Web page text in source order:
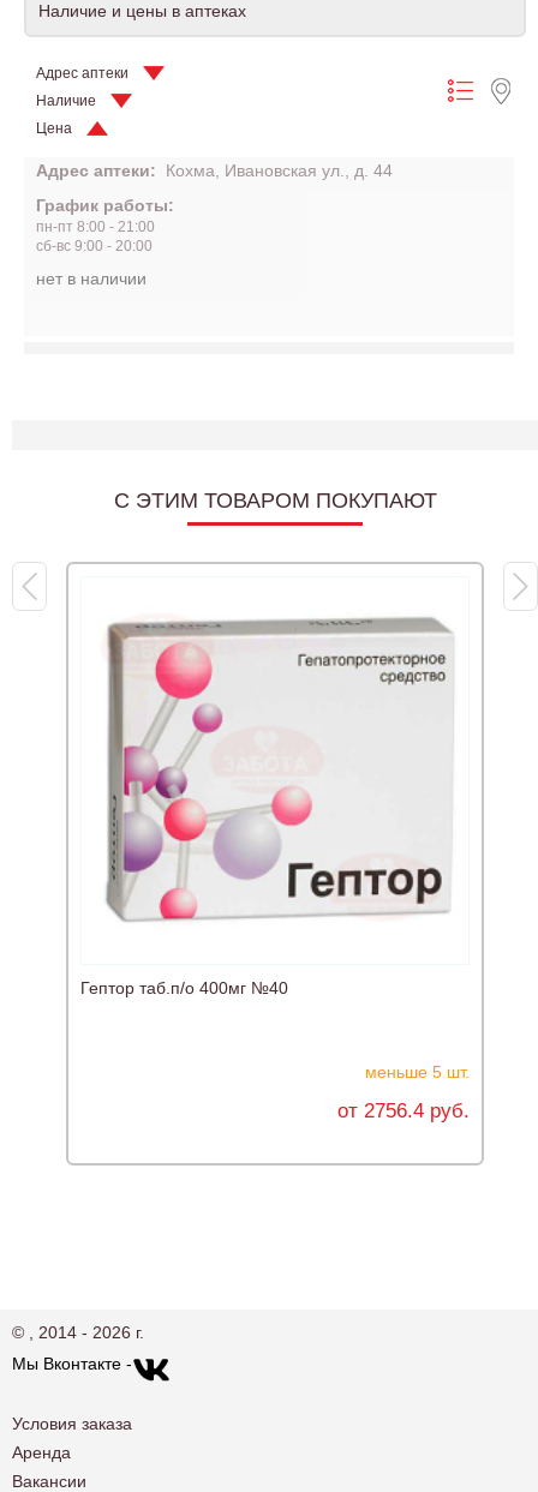
Наличие и цены в аптеках
Адрес аптеки
Наличие
Цена
Адрес аптеки:
Кохма, Ивановская ул., д. 44
График работы:
пн-пт 8:00 - 21:00
сб-вс 9:00 - 20:00
нет в наличии
C ЭТИМ ТОВАРОМ ПОКУПАЮТ
Гептор таб.п/о 400мг №40
меньше 5 шт.
от 2756.4 руб.
© , 2014 - 2026 г.
Мы Вконтакте -
Условия заказа
Аренда
Вакансии